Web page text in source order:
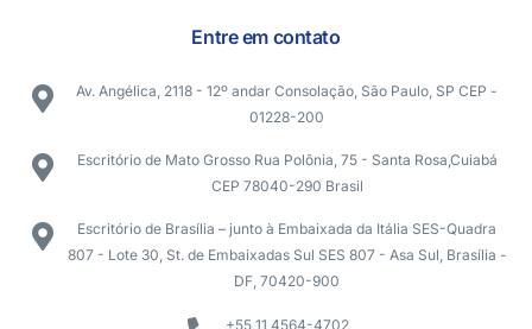
Entre em contato
Av. Angélica, 2118 - 12º andar Consolação, São Paulo, SP CEP -
01228-200
Escritório de Mato Grosso Rua Polônia, 75 - Santa Rosa,Cuiabá
CEP 78040-290 Brasil
Escritório de Brasília – junto à Embaixada da Itália SES-Quadra
807 - Lote 30, St. de Embaixadas Sul SES 807 - Asa Sul, Brasília -
DF, 70420-900
+55 11 4564-4702